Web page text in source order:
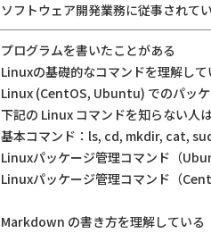
ソフトウェア開発業務に従事されて
プログラムを書いたことがある
Linuxの基礎的なコマンドを理解して
Linux (CentOS, Ubuntu) でのパッ
下記の Linux コマンドを知らない人
基本コマンド：ls, cd, mkdir, cat,
Linuxパッケージ管理コマンド（
Linuxパッケージ管理コマンド（
Markdown の書き方を理解している